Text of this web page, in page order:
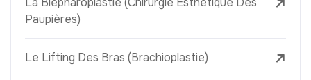
Paupières)
Le Lifting Des Bras (Brachioplastie)